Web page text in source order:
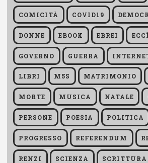
COMICITÀ COVID19
DONNE EBOOK EBREI ECCÌ
GOVERNO GUERRA
LIBRI M5S MATRIMONIO
MORTE MUSICA NATALE
PERSONE POESIA POLITICA
PROGRESSO REFERENDUM
RENZI SCIENZA SCRITTURA